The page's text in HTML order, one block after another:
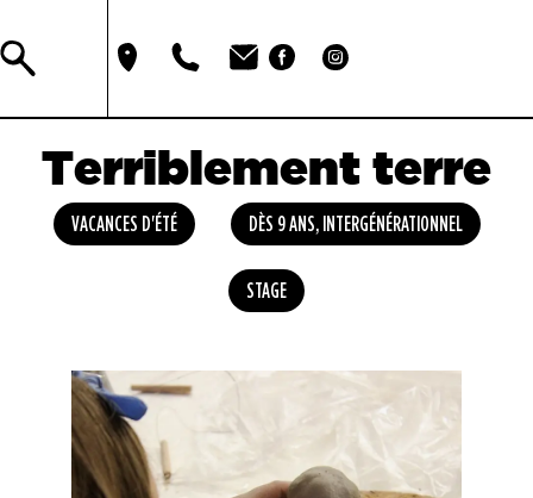
Terriblement terre
VACANCES D'ÉTÉ DÈS 9 ANS, INTERGÉNÉRATIONNEL
STAGE